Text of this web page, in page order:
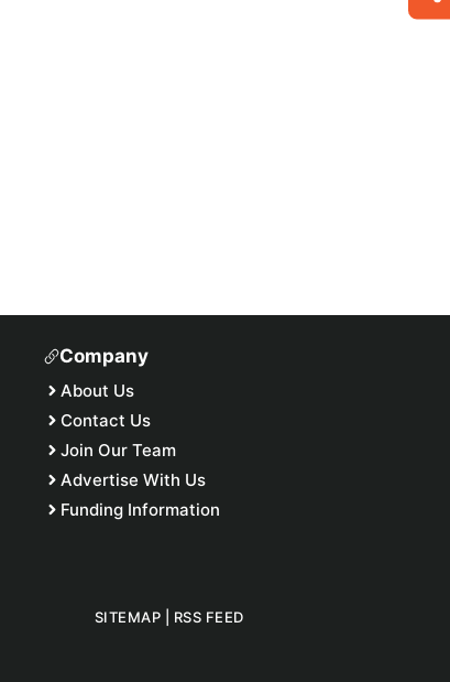
Company
About Us
Contact Us
Join Our Team
Advertise With Us
Funding Information
SITEMAP RSS FEED